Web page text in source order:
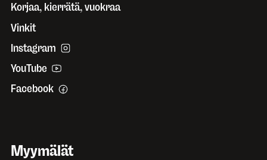
Korjaa, kierrätä, vuokraa
Vinkit
Instagram
YouTube
Facebook
Myymälät